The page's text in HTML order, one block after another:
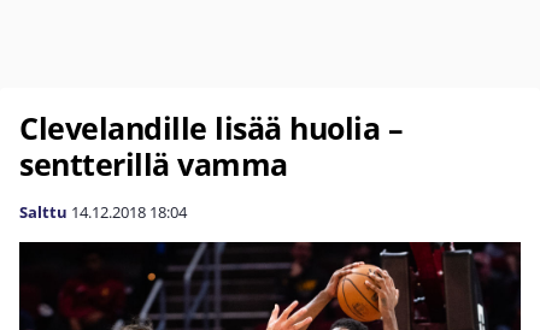
Clevelandille lisää huolia –
sentterillä vamma
Salttu 14.12.2018 18:04